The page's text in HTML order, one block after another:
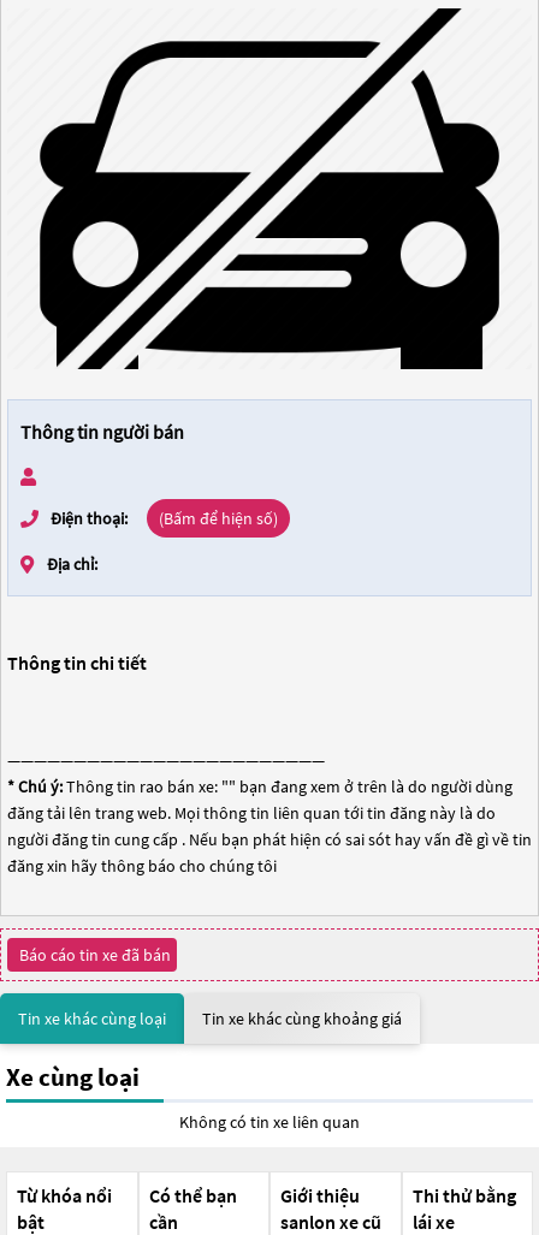
Thông tin người bán
Điện thoại: (Bấm để hiện số)
Địa chỉ:
Thông tin chi tiết
————————————————————————
* Chú ý:Thông tin rao bán xe: "" bạn đang xem ở trên là do người dùng
đăng tải lên trang web. Mọi thông tin liên quan tới tin đăng này là do
người đăng tin cung cấp . Nếu bạn phát hiện có sai sót hay vấn đề gì về tin
đăng xin hãy thông báo cho chúng tôi
Báo cáo tin xe đã bán
Tin xe khác cùng loại Tin xe khác cùng khoảng giá
Xe cùng loại
Không có tin xe liên quan
Từ khóa nổi
bật
Có thể bạn
cần
Giới thiệu
sanlon xe cũ
Thi thử bằng
lái xe